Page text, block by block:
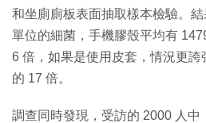
和坐廁廁板表面抽取樣本檢驗。
單位的細菌，手機膠殼平均有
6 倍，如果是使用皮套，情況更誇
的 17 倍。
調查同時發現，受訪的 2000 人中